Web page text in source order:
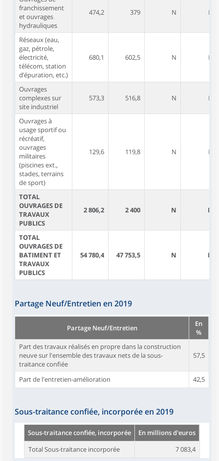
franchissement
et ouvrages
hydrauliques
474,2 379 N N
Réseaux (eau,
gaz, pétrole,
électricité,
télécom, station
d’épuration, etc.)
680,1 602,5 N N
Ouvrages
complexes sur
site industriel
573,3 516,8 N N
Ouvrages à
usage sportif ou
récréatif,
ouvrages
militaires
(piscines ext.,
stades, terrains
de sport)
129,6 119,8 N N
TOTAL
OUVRAGES DE
TRAVAUX
PUBLICS
2 806,2 2 400 N N
TOTAL
OUVRAGES DE
BATIMENT ET
TRAVAUX
PUBLICS
54 780,4 47 753,5 N N
Partage Neuf/Entretien en 2019
Partage Neuf/Entretien
En
%
Part des travaux réalisés en propre dans la construction
neuve sur l'ensemble des travaux nets de la sous-
traitance confiée
57,5
Part de l'entretien-amélioration 42,5
Sous-traitance confiée, incorporée en 2019
Sous-traitance confiée, incorporée
En millions d'euros
Total Sous-traitance incorporée
7 083,4